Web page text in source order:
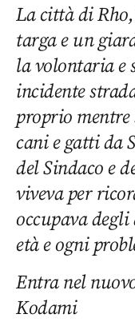
La città di
targa e un
la volontaria e
incidente
proprio
cani e gatti da
del Sindaco e
viveva per
occupava
età e ogni
Entra nel
Kodami